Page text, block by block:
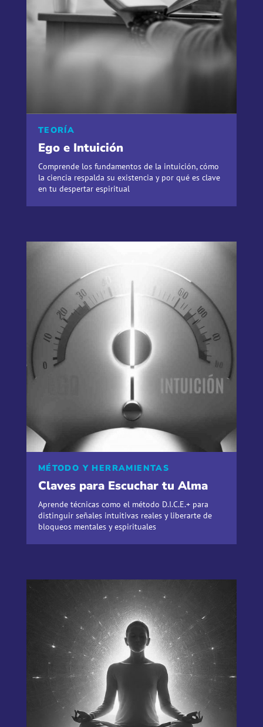
TEORÍA
Ego e Intuición
Comprende los fundamentos de la intuición, cómo
la ciencia respalda su existencia y por qué es clave
en tu despertar espiritual
MÉTODO Y HERRAMIENTAS
Claves para Escuchar tu Alma
Aprende técnicas como el método D.I.C.E.+ para
distinguir señales intuitivas reales y liberarte de
bloqueos mentales y espirituales